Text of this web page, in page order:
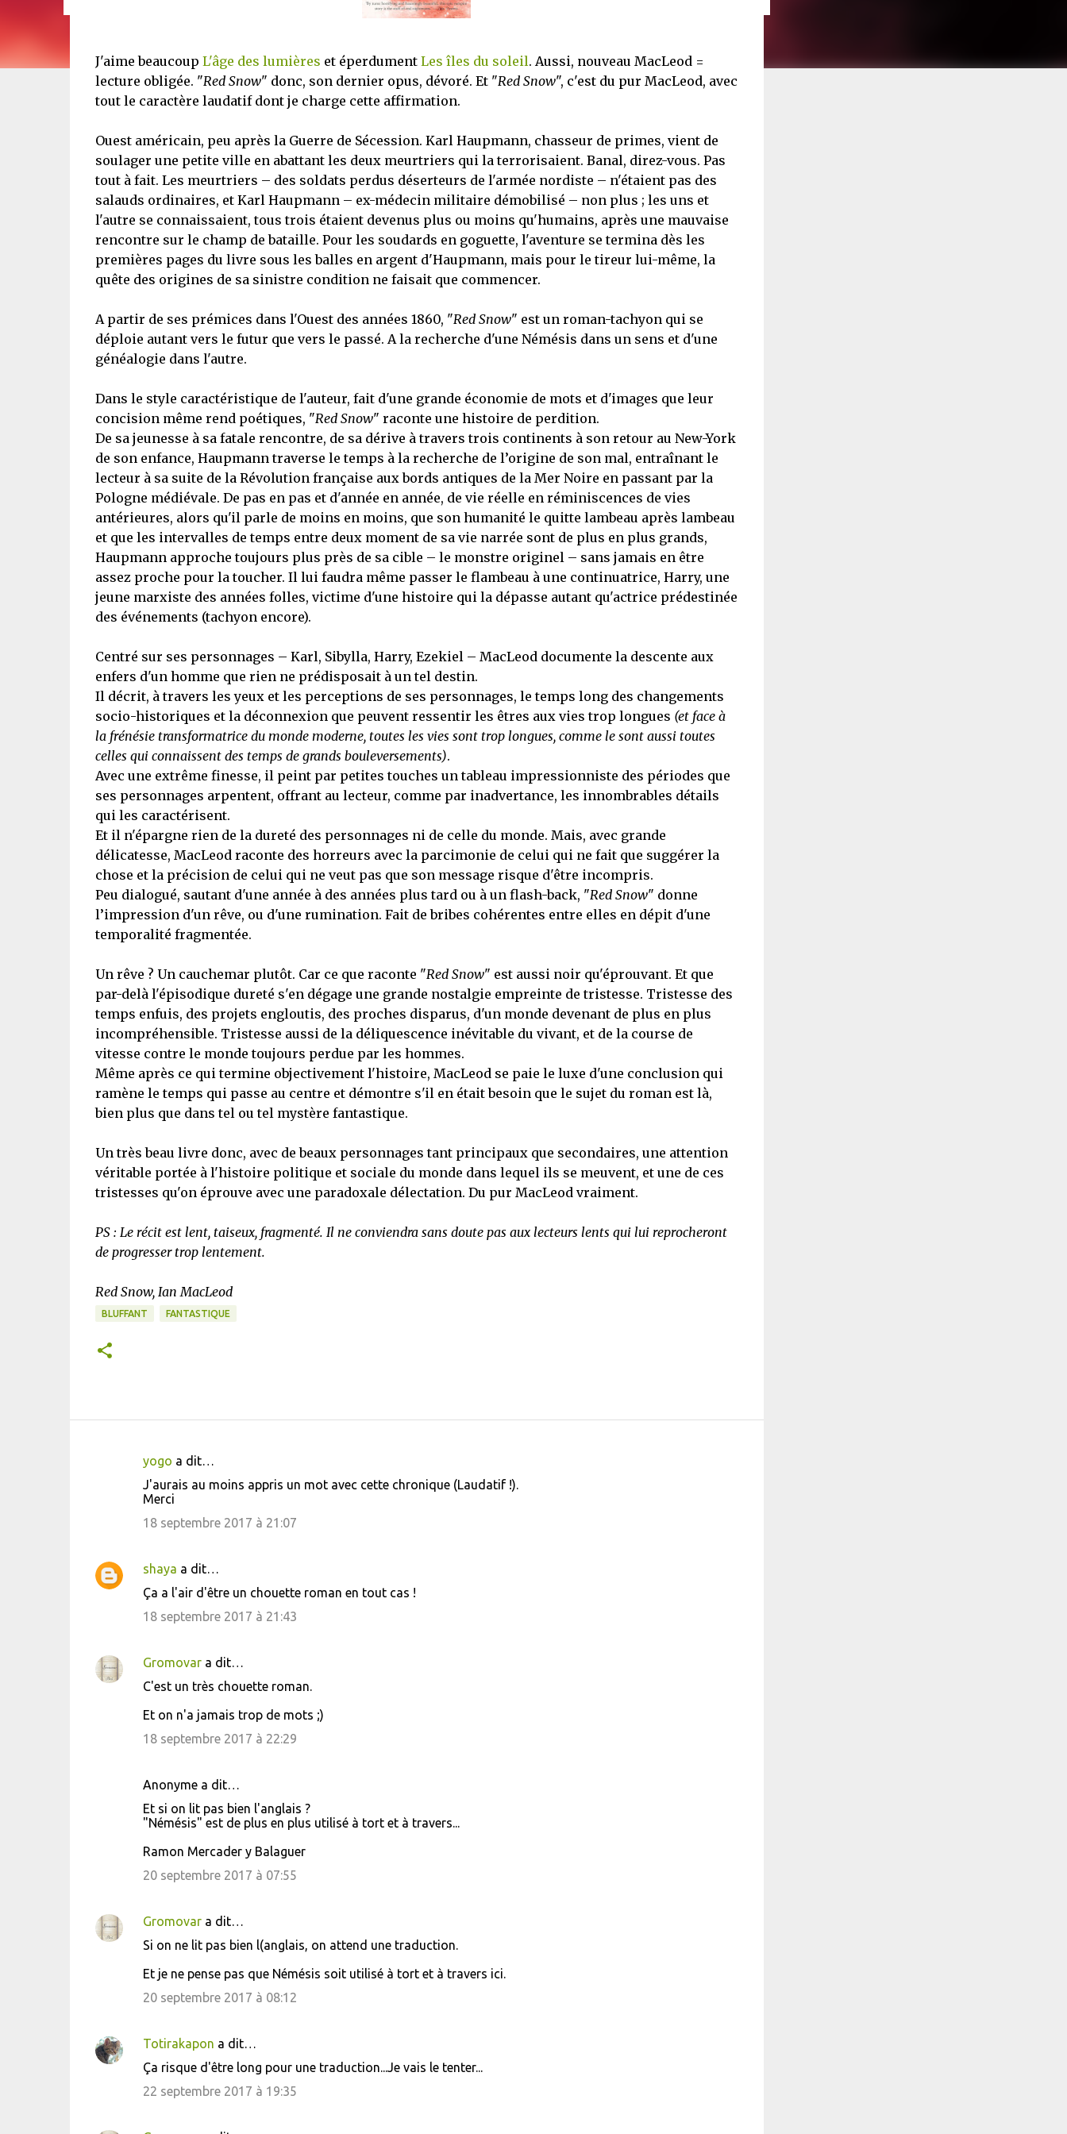
J'aime beaucoup L'âge des lumières et éperdument Les îles du soleil. Aussi, nouveau MacLeod =
lecture obligée. "Red Snow" donc, son dernier opus, dévoré. Et "Red Snow", c'est du pur MacLeod, avec
tout le caractère laudatif dont je charge cette affirmation.
Ouest américain, peu après la Guerre de Sécession. Karl Haupmann, chasseur de primes, vient de
soulager une petite ville en abattant les deux meurtriers qui la terrorisaient. Banal, direz-vous. Pas
tout à fait. Les meurtriers – des soldats perdus déserteurs de l'armée nordiste – n'étaient pas des
salauds ordinaires, et Karl Haupmann – ex-médecin militaire démobilisé – non plus ; les uns et
l'autre se connaissaient, tous trois étaient devenus plus ou moins qu'humains, après une mauvaise
rencontre sur le champ de bataille. Pour les soudards en goguette, l'aventure se termina dès les
premières pages du livre sous les balles en argent d'Haupmann, mais pour le tireur lui-même, la
quête des origines de sa sinistre condition ne faisait que commencer.
A partir de ses prémices dans l'Ouest des années 1860, "Red Snow" est un roman-tachyon qui se
déploie autant vers le futur que vers le passé. A la recherche d'une Némésis dans un sens et d'une
généalogie dans l'autre.
Dans le style caractéristique de l'auteur, fait d'une grande économie de mots et d'images que leur
concision même rend poétiques, "Red Snow" raconte une histoire de perdition.
De sa jeunesse à sa fatale rencontre, de sa dérive à travers trois continents à son retour au New-York
de son enfance, Haupmann traverse le temps à la recherche de l’origine de son mal, entraînant le
lecteur à sa suite de la Révolution française aux bords antiques de la Mer Noire en passant par la
Pologne médiévale. De pas en pas et d'année en année, de vie réelle en réminiscences de vies
antérieures, alors qu'il parle de moins en moins, que son humanité le quitte lambeau après lambeau
et que les intervalles de temps entre deux moment de sa vie narrée sont de plus en plus grands,
Haupmann approche toujours plus près de sa cible – le monstre originel – sans jamais en être
assez proche pour la toucher. Il lui faudra même passer le flambeau à une continuatrice, Harry, une
jeune marxiste des années folles, victime d'une histoire qui la dépasse autant qu'actrice prédestinée
des événements (tachyon encore).
Centré sur ses personnages – Karl, Sibylla, Harry, Ezekiel – MacLeod documente la descente aux
enfers d'un homme que rien ne prédisposait à un tel destin.
Il décrit, à travers les yeux et les perceptions de ses personnages, le temps long des changements
socio-historiques et la déconnexion que peuvent ressentir les êtres aux vies trop longues (et face à
la frénésie transformatrice du monde moderne, toutes les vies sont trop longues, comme le sont aussi toutes
celles qui connaissent des temps de grands bouleversements).
Avec une extrême finesse, il peint par petites touches un tableau impressionniste des périodes que
ses personnages arpentent, offrant au lecteur, comme par inadvertance, les innombrables détails
qui les caractérisent.
Et il n'épargne rien de la dureté des personnages ni de celle du monde. Mais, avec grande
délicatesse, MacLeod raconte des horreurs avec la parcimonie de celui qui ne fait que suggérer la
chose et la précision de celui qui ne veut pas que son message risque d'être incompris.
Peu dialogué, sautant d'une année à des années plus tard ou à un flash-back, "Red Snow" donne
l’impression d'un rêve, ou d'une rumination. Fait de bribes cohérentes entre elles en dépit d'une
temporalité fragmentée.
Un rêve ? Un cauchemar plutôt. Car ce que raconte "Red Snow" est aussi noir qu'éprouvant. Et que
par-delà l'épisodique dureté s'en dégage une grande nostalgie empreinte de tristesse. Tristesse des
temps enfuis, des projets engloutis, des proches disparus, d'un monde devenant de plus en plus
incompréhensible. Tristesse aussi de la déliquescence inévitable du vivant, et de la course de
vitesse contre le monde toujours perdue par les hommes.
Même après ce qui termine objectivement l'histoire, MacLeod se paie le luxe d'une conclusion qui
ramène le temps qui passe au centre et démontre s'il en était besoin que le sujet du roman est là,
bien plus que dans tel ou tel mystère fantastique.
Un très beau livre donc, avec de beaux personnages tant principaux que secondaires, une attention
véritable portée à l'histoire politique et sociale du monde dans lequel ils se meuvent, et une de ces
tristesses qu'on éprouve avec une paradoxale délectation. Du pur MacLeod vraiment.
PS : Le récit est lent, taiseux, fragmenté. Il ne conviendra sans doute pas aux lecteurs lents qui lui reprocheront
de progresser trop lentement.
Red Snow, Ian MacLeod
BLUFFANT FANTASTIQUE
e
n
r
yogo a dit…
J'aurais au moins appris un mot avec cette chronique (Laudatif !).
Merci
18 septembre 2017 à 21:07
shaya a dit…
Ça a l'air d'être un chouette roman en tout cas !
18 septembre 2017 à 21:43
Gromovara dit…
C'est un très chouette roman.
Et on n'a jamais trop de mots ;)
18 septembre 2017 à 22:29
Anonyme a dit…
Et si on lit pas bien l'anglais ?
"Némésis" est de plus en plus utilisé à tort et à travers...
Ramon Mercader y Balaguer
20 septembre 2017 à 07:55
Gromovara dit…
Si on ne lit pas bien l(anglais, on attend une traduction.
Et je ne pense pas que Némésis soit utilisé à tort et à travers ici.
20 septembre 2017 à 08:12
Totirakapon a dit…
Ça risque d'être long pour une traduction...Je vais le tenter...
22 septembre 2017 à 19:35